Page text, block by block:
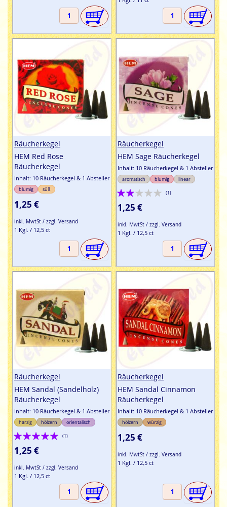
Räucherkegel
HEM Red Rose
Räucherkegel
Inhalt: 10 Räucherkegel & 1 Absteller
blumig süß
1,25 €
inkl. MwtSt / zzgl. Versand
1 Kgl. / 12,5 ct
Räucherkegel
HEM Sage Räucherkegel
Inhalt: 10 Räucherkegel & 1 Absteller
aromatisch blumig linear
Bewertung:
40%
(1)
1,25 €
inkl. MwtSt / zzgl. Versand
1 Kgl. / 12,5 ct
Räucherkegel
HEM Sandal (Sandelholz)
Räucherkegel
Inhalt: 10 Räucherkegel & 1 Absteller
harzig hölzern orientalisch
Bewertung:
100%
(1)
1,25 €
inkl. MwtSt / zzgl. Versand
1 Kgl. / 12,5 ct
Räucherkegel
HEM Sandal Cinnamon
Räucherkegel
Inhalt: 10 Räucherkegel & 1 Absteller
hölzern würzig
1,25 €
inkl. MwtSt / zzgl. Versand
1 Kgl. / 12,5 ct